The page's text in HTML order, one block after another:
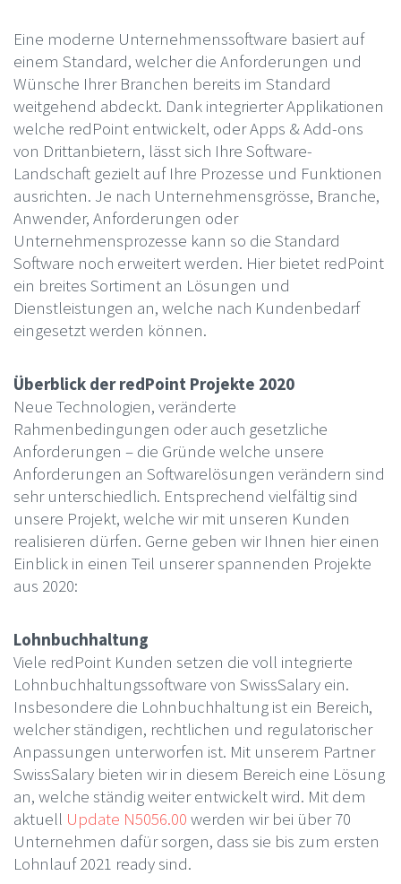
Eine moderne Unternehmenssoftware basiert auf
einem Standard, welcher die Anforderungen und
Wünsche Ihrer Branchen bereits im Standard
weitgehend abdeckt. Dank integrierter Applikationen
welche redPoint entwickelt, oder Apps & Add-ons
von Drittanbietern, lässt sich Ihre Software-
Landschaft gezielt auf Ihre Prozesse und Funktionen
ausrichten. Je nach Unternehmensgrösse, Branche,
Anwender, Anforderungen oder
Unternehmensprozesse kann so die Standard
Software noch erweitert werden. Hier bietet redPoint
ein breites Sortiment an Lösungen und
Dienstleistungen an, welche nach Kundenbedarf
eingesetzt werden können.
Überblick der redPoint Projekte 2020
Neue Technologien, veränderte
Rahmenbedingungen oder auch gesetzliche
Anforderungen – die Gründe welche unsere
Anforderungen an Softwarelösungen verändern sind
sehr unterschiedlich. Entsprechend vielfältig sind
unsere Projekt, welche wir mit unseren Kunden
realisieren dürfen. Gerne geben wir Ihnen hier einen
Einblick in einen Teil unserer spannenden Projekte
aus 2020:
Lohnbuchhaltung
Viele redPoint Kunden setzen die voll integrierte
Lohnbuchhaltungssoftware von SwissSalary ein.
Insbesondere die Lohnbuchhaltung ist ein Bereich,
welcher ständigen, rechtlichen und regulatorischer
Anpassungen unterworfen ist. Mit unserem Partner
SwissSalary bieten wir in diesem Bereich eine Lösung
an, welche ständig weiter entwickelt wird. Mit dem
aktuell Update N5056.00 werden wir bei über 70
Unternehmen dafür sorgen, dass sie bis zum ersten
Lohnlauf 2021 ready sind.